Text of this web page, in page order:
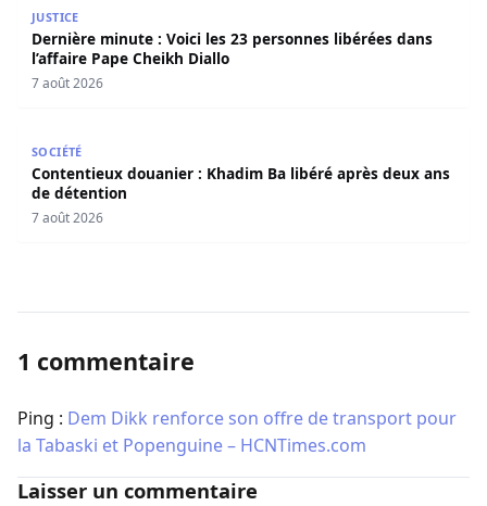
JUSTICE
Dernière minute : Voici les 23 personnes libérées dans
l’affaire Pape Cheikh Diallo
7 août 2026
SOCIÉTÉ
Contentieux douanier : Khadim Ba libéré après deux ans
de détention
7 août 2026
1 commentaire
Ping : Dem Dikk renforce son offre de transport pour
la Tabaski et Popenguine – HCNTimes.com
Laisser un commentaire